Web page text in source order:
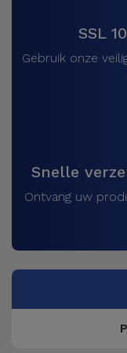
SSL
Gebruik onze
Snelle
Ontvang uw